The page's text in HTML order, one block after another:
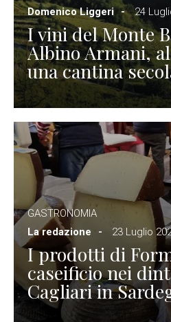
Domenico Liggeri
24
I vini del Monte
Albino Armani,
una cantina
GASTRONOMIA
La redazione
23 Luglio
I prodotti di
caseificio nei
Cagliari in